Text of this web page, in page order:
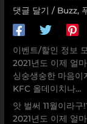
댓글 달기 / Buzz,
이벤트/할인 정보
2021년도 이제 얼
싱숭생숭한 마음이
KFC 올데이치나…
앗 벌써 11월이라구
2021년도 이제 얼